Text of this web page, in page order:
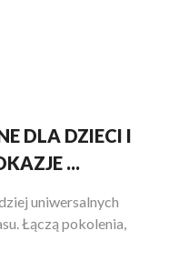
DLA DZIECI I
...
uniwersalnych
Łączą pokolenia,